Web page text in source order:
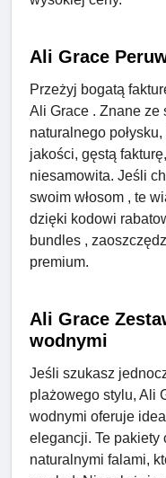
Ali Grace
Przeżyj bogatą
Ali Grace . Znane
naturalnego
jakości, gęstą
niesamowita. Jeśli
swoim włosom , te
dzięki kodowi
bundles ,
premium.
Ali Grace
wodnymi
Jeśli szukasz
plażowego stylu, Ali
wodnymi oferuje
elegancji. Te pakiety
naturalnymi falami,